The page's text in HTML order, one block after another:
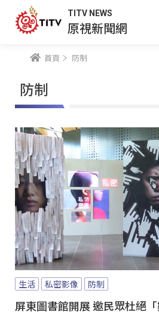
TITV NEWS
原視新聞網
首頁 防制
防制
生活 私密影像 防制
屏東圖書館開展 邀民眾杜絕「